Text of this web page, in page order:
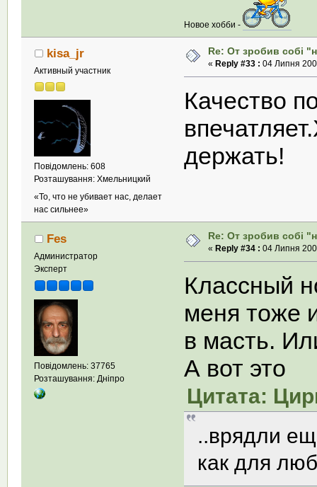
Новое хобби -
kisa_jr
Активный участник
Повідомлень: 608
Розташування: Хмельницкий
«То, что не убивает нас, делает
нас сильнее»
Re: От зробив собi
« Reply #33 : 04 Липня
Качество
держать!
Fes
Администратор
Эксперт
Повідомлень: 37765
Розташування: Дніпро
Re: От зробив собi
« Reply #34 : 04 Липня
Классный
меня тоже
в масть.
А вот это
Цитата:
..врядли
как для